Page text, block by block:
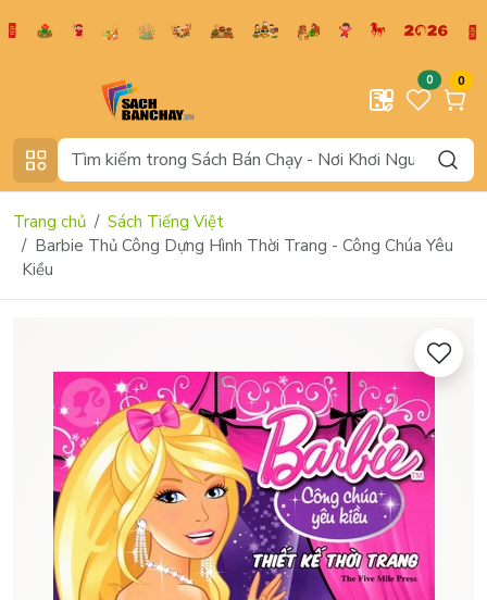
0 0
Trang chủ
Sách Tiếng Việt
Barbie Thủ Công Dựng Hình Thời Trang - Công Chúa Yêu
Kiều